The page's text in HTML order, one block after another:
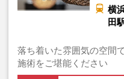
横
田
落ち着いた雰囲気の空間
施術をご堪能ください